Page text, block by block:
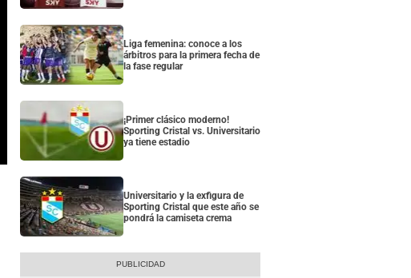
Liga femenina: conoce a los
árbitros para la primera fecha de
la fase regular
¡Primer clásico moderno!
Sporting Cristal vs. Universitario
ya tiene estadio
Universitario y la exfigura de
Sporting Cristal que este año se
pondrá la camiseta crema